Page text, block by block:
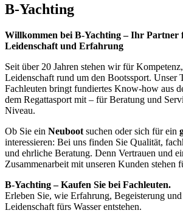
B-Yachting
Willkommen bei B-Yachting – Ihr Partner
Leidenschaft und Erfahrung
Seit über 20 Jahren stehen wir für
Leidenschaft rund um den Bootssport. Unser
Fachleuten bringt fundiertes Know-how aus
dem Regattasport mit – für Beratung und
Niveau.
Ob Sie ein Neuboot suchen oder sich für ein
interessieren: Bei uns finden Sie Qualität,
und ehrliche Beratung. Denn Vertrauen und
Zusammenarbeit mit unseren Kunden stehen
B-Yachting – Kaufen Sie bei Fachleuten.
Erleben Sie, wie Erfahrung, Begeisterung
Leidenschaft fürs Wasser entstehen.